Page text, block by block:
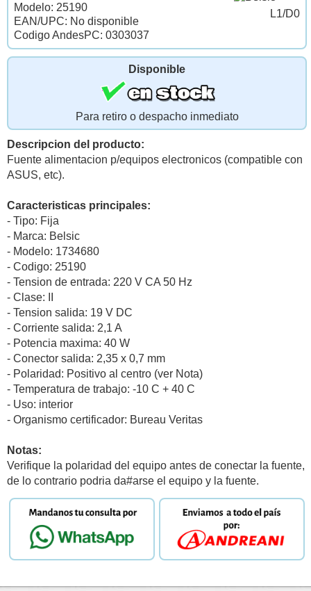
L1/D0
Modelo: 25190
EAN/UPC: No disponible
Codigo AndesPC: 0303037
Disponible
Para retiro o despacho inmediato
Descripcion del producto:
Fuente alimentacion p/equipos electronicos (compatible con
ASUS, etc).
Caracteristicas principales:
- Tipo: Fija
- Marca: Belsic
- Modelo: 1734680
- Codigo: 25190
- Tension de entrada: 220 V CA 50 Hz
- Clase: II
- Tension salida: 19 V DC
- Corriente salida: 2,1 A
- Potencia maxima: 40 W
- Conector salida: 2,35 x 0,7 mm
- Polaridad: Positivo al centro (ver Nota)
- Temperatura de trabajo: -10 C + 40 C
- Uso: interior
- Organismo certificador: Bureau Veritas
Notas:
Verifique la polaridad del equipo antes de conectar la fuente,
de lo contrario podria da#arse el equipo y la fuente.